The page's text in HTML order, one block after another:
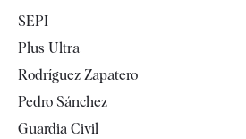
Televisión
SEPI
Plus Ultra
Rodríguez Zapatero
Pedro Sánchez
Guardia Civil